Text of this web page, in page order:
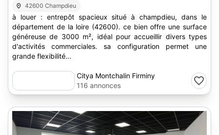
42600 Champdieu
à louer : entrepôt spacieux situé à champdieu, dans le
département de la loire (42600). ce bien offre une surface
généreuse de 3000 m², idéal pour accueillir divers types
d'activités commerciales. sa configuration permet une
grande flexibilité...
Citya Montchalin Firminy
116 annonces